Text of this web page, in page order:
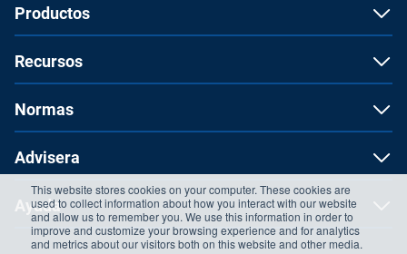
This website stores cookies on your computer. These cookies are
used to collect information about how you interact with our website
and allow us to remember you. We use this information in order to
improve and customize your browsing experience and for analytics
and metrics about our visitors both on this website and other media.
Productos
Recursos
Normas
Advisera
Ayuda